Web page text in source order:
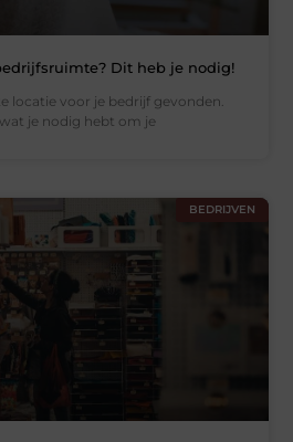
Dit heb je nodig!
locatie voor je bedrijf gevonden.
je nodig hebt om je
BEDRIJVEN